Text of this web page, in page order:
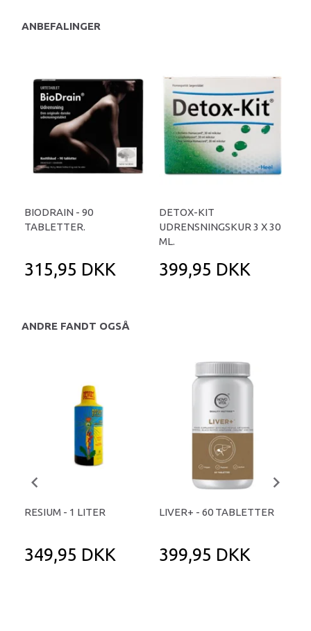
ANBEFALINGER
BIODRAIN - 90
TABLETTER.
315,95 DKK
DETOX-KIT
UDRENSNINGSKUR 3 X 30
ML.
399,95 DKK
ANDRE FANDT OGSÅ
RESIUM - 1 LITER
349,95 DKK
LIVER+ - 60 TABLETTER
399,95 DKK